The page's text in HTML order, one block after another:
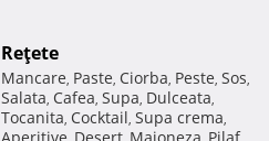
Reţete
Mancare, Paste, Ciorba, Peste, Sos,
Salata, Cafea, Supa, Dulceata,
Tocanita, Cocktail, Supa crema,